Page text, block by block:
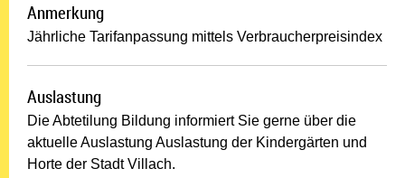
Anmerkung
Jährliche Tarifanpassung mittels Verbraucherpreisindex
Auslastung
Die Abtetilung Bildung informiert Sie gerne über die
aktuelle Auslastung Auslastung der Kindergärten und
Horte der Stadt Villach.